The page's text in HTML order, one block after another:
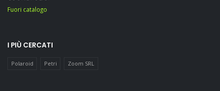
Fuori catalogo
I PIÙ CERCATI
Polaroid Petri Zoom SRL